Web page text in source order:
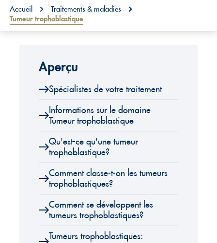
You are here:
Accueil
Traitements & maladies
Tumeur trophoblastique
Aperçu
Spécialistes de votre traitement
Informations sur le domaine
Tumeur trophoblastique
Qu'est-ce qu'une tumeur
trophoblastique?
Comment classe-t-on les tumeurs
trophoblastiques?
Comment se développent les
tumeurs trophoblastiques?
Tumeurs trophoblastiques: